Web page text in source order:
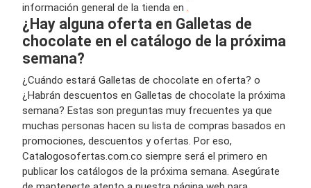
información general de la tienda en
¿Hay alguna oferta en Galletas de
chocolate en el catálogo de la próxima
semana?
¿Cuándo estará Galletas de chocolate en oferta? o
¿Habrán descuentos en Galletas de chocolate la próxima
semana? Estas son preguntas muy frecuentes ya que
muchas personas hacen su lista de compras basados en
promociones, descuentos y ofertas. Por eso,
Catalogosofertas.com.co siempre será el primero en
publicar los catálogos de la próxima semana. Asegúrate